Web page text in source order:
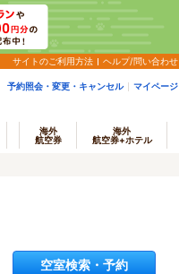
サイトのご利用方法 ヘルプ/問い合わせ
予約照会・変更・キャンセル マイページ
海外
航空券
海外
航空券+ホテル
空室検索・予約